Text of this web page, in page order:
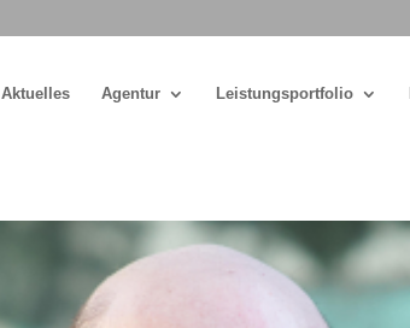
Aktuelles Agentur Leistungsportfolio